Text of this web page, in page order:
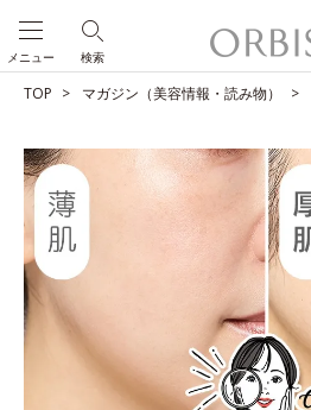
検索
メニュー
TOP マガジン（美容情報・読み物）